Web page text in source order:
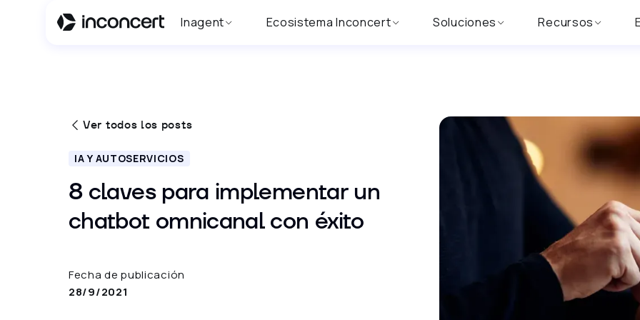
Inagent Ecosistema Inconcert Soluciones Recursos
Ver todos los posts
IA Y AUTOSERVICIOS
8 claves para implementar un
chatbot omnicanal con éxito
Fecha de publicación
28/9/2021